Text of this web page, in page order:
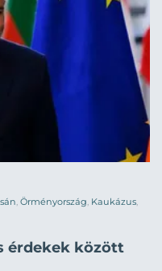
, Örményország, Kaukázus,
érdekek között